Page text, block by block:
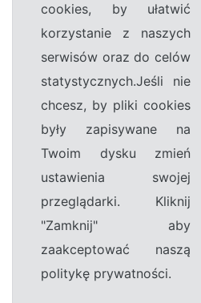
cookies, by ułatwić
korzystanie z naszych
serwisów oraz do celów
statystycznych.Jeśli nie
chcesz, by pliki cookies
były zapisywane na
Twoim dysku zmień
ustawienia swojej
przeglądarki. Kliknij
"Zamknij" aby
zaakceptować naszą
politykę prywatności.